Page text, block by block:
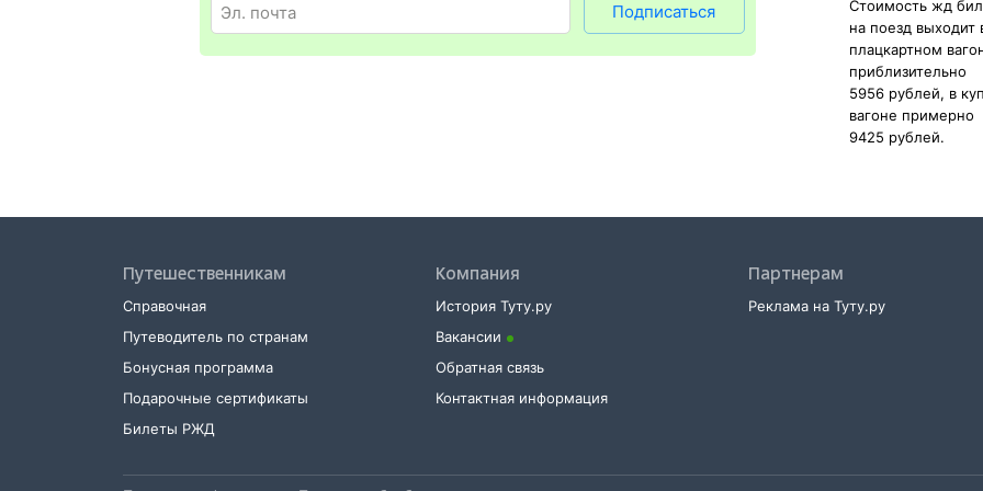
Подписаться
Стоимость жд
на поезд выходит
плацкартном
приблизительно
5956 рублей, в
вагоне примерно
9425 рублей.
Путешественникам
Справочная
Путеводитель по странам
Бонусная программа
Подарочные сертификаты
Билеты РЖД
Компания
История Туту.ру
Вакансии
Обратная связь
Контактная информация
Партнерам
Реклама на Туту.ру